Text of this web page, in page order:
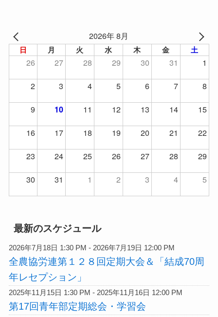
2026年 8月
日 月 火 水 木 金 土
26 27 28 29 30 31
1
2
3 4 5 6 7
8
9
10 11 12 13 14
15
16
17 18 19 20 21
22
23
24 25 26 27 28
29
30
31 1 2 3 4 5
最新のスケジュール
2026年7月18日 1:30 PM - 2026年7月19日 12:00 PM
全農協労連第１２８回定期大会＆「結成70周
年レセプション」
2025年11月15日 1:30 PM - 2025年11月16日 12:00 PM
第17回青年部定期総会・学習会